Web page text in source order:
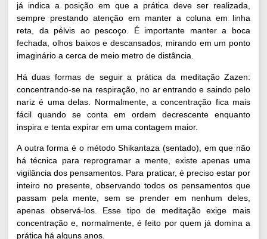
já indica a posição em que a prática deve ser realizada,
sempre prestando atenção em manter a coluna em linha
reta, da pélvis ao pescoço. É importante manter a boca
fechada, olhos baixos e descansados, mirando em um ponto
imaginário a cerca de meio metro de distância.
Há duas formas de seguir a prática da meditação Zazen:
concentrando-se na respiração, no ar entrando e saindo pelo
nariz é uma delas. Normalmente,
a concentração fica mais
fácil
quando se conta em ordem decrescente enquanto
inspira e tenta expirar em uma contagem maior.
A outra forma é o método Shikantaza (sentado), em que não
há técnica para reprogramar a mente, existe apenas uma
vigilância dos pensamentos. Para praticar, é preciso estar por
inteiro no presente, observando todos os pensamentos que
passam pela mente, sem se prender em nenhum deles,
apenas observá-los. Esse tipo de meditação exige mais
concentração e, normalmente, é feito por quem já domina a
prática há alguns anos.